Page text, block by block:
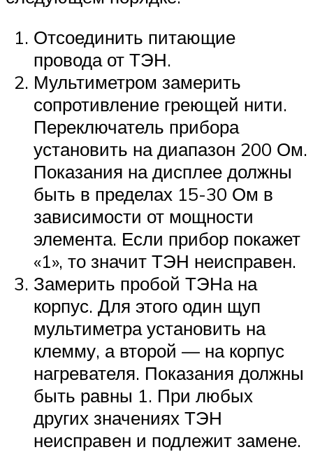
Отсоединить питающие
провода от ТЭН.
Мультиметром замерить
сопротивление греющей нити.
Переключатель прибора
установить на диапазон 200 Ом.
Показания на дисплее должны
быть в пределах 15-30 Ом в
зависимости от мощности
элемента. Если прибор покажет
«1», то значит ТЭН неисправен.
Замерить пробой ТЭНа на
корпус. Для этого один щуп
мультиметра установить на
клемму, а второй — на корпус
нагревателя. Показания должны
быть равны 1. При любых
других значениях ТЭН
неисправен и подлежит замене.